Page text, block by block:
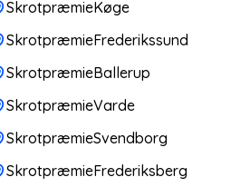
SkrotpræmieKøge
SkrotpræmieFrederikssund
SkrotpræmieBallerup
SkrotpræmieVarde
SkrotpræmieSvendborg
SkrotpræmieFrederiksberg